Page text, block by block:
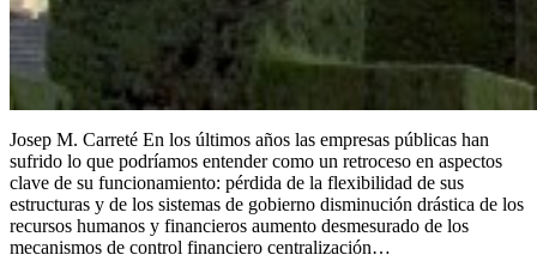
Josep M. Carreté En los últimos años las empresas públicas han
sufrido lo que podríamos entender como un retroceso en aspectos
clave de su funcionamiento: pérdida de la flexibilidad de sus
estructuras y de los sistemas de gobierno disminución drástica de los
recursos humanos y financieros aumento desmesurado de los
mecanismos de control financiero centralización…